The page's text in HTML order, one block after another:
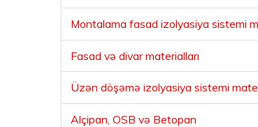
Montalama fasad izolyasiya sistemi
Fasad və divar materialları
Üzən döşəmə izolyasiya sistemi
Alçipan, OSB və Betopan